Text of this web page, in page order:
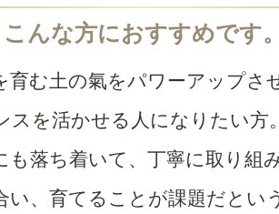
育む土の氣をパワーアップさ
スを活かせる人になりたい方
も落ち着いて、丁寧に取り組
い、育てることが課題だとい